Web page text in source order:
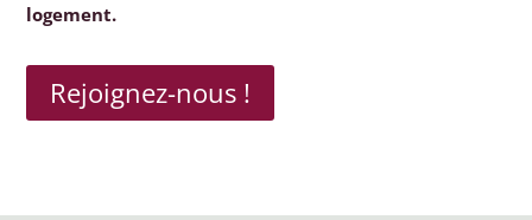
logement.
Rejoignez-nous !